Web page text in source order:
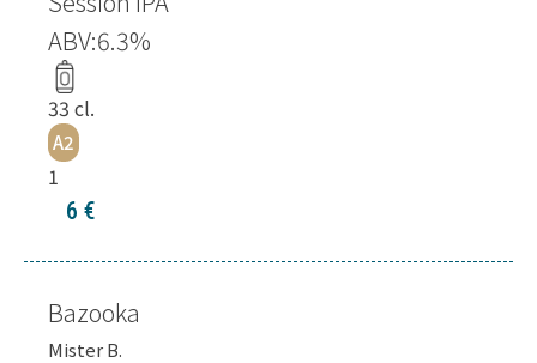
ABV:6.3%
33 cl.
A2
1
6 €
Bazooka
Mister B.